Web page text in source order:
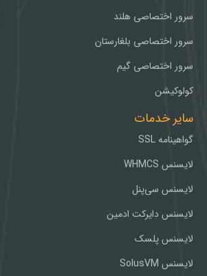
سرور اختصاصی هلند
سرور اختصاصی بلغارستان
سرور اختصاصی گیم
کولوکیشن
سایر خدمات
گواهینامه SSL
لایسنس WHMCS
لایسنس سی‌پنل
لایسنس دایرکت ادمین
لایسنس پلسک
لایسنس SolusVM